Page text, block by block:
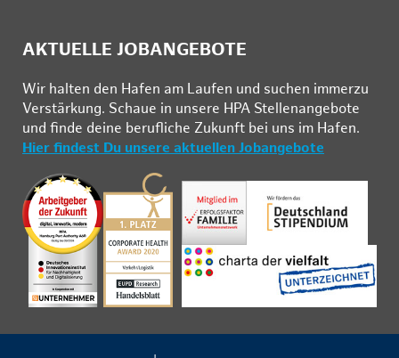
AKTUELLE JOBANGEBOTE
Wir hal­ten den Ha­fen am Lau­fen und su­chen im­mer­zu
Ver­stär­kung. Schau­e in un­se­re HPA Stel­len­an­ge­bo­te
und fin­de deine be­ruf­li­che Zu­kunft bei uns im Ha­fen.
Hier findest Du unsere aktuellen Jobangebote